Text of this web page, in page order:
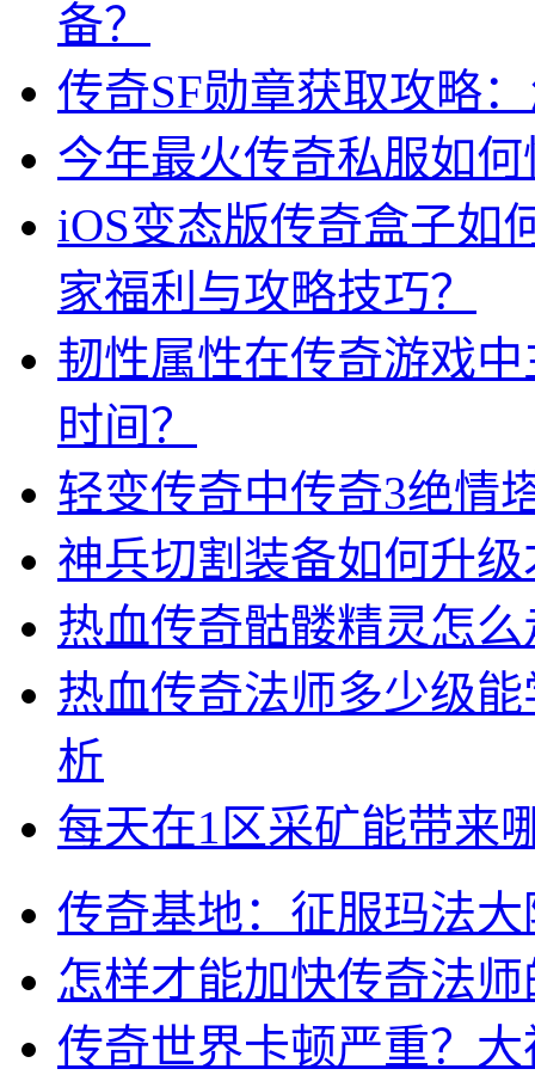
备？
传奇SF勋章获取攻略
今年最火传奇私服如
iOS变态版传奇盒子如
家福利与攻略技巧？
韧性属性在传奇游戏
时间？
轻变传奇中传奇3绝情
神兵切割装备如何升
热血传奇骷髅精灵怎
热血传奇法师多少级
析
每天在1区采矿能带来
传奇基地：征服玛法
怎样才能加快传奇法
传奇世界卡顿严重？